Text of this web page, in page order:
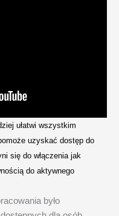
ułatwi wszystkim
uzyskać dostęp do
się do włączenia jak
do aktywnego
było